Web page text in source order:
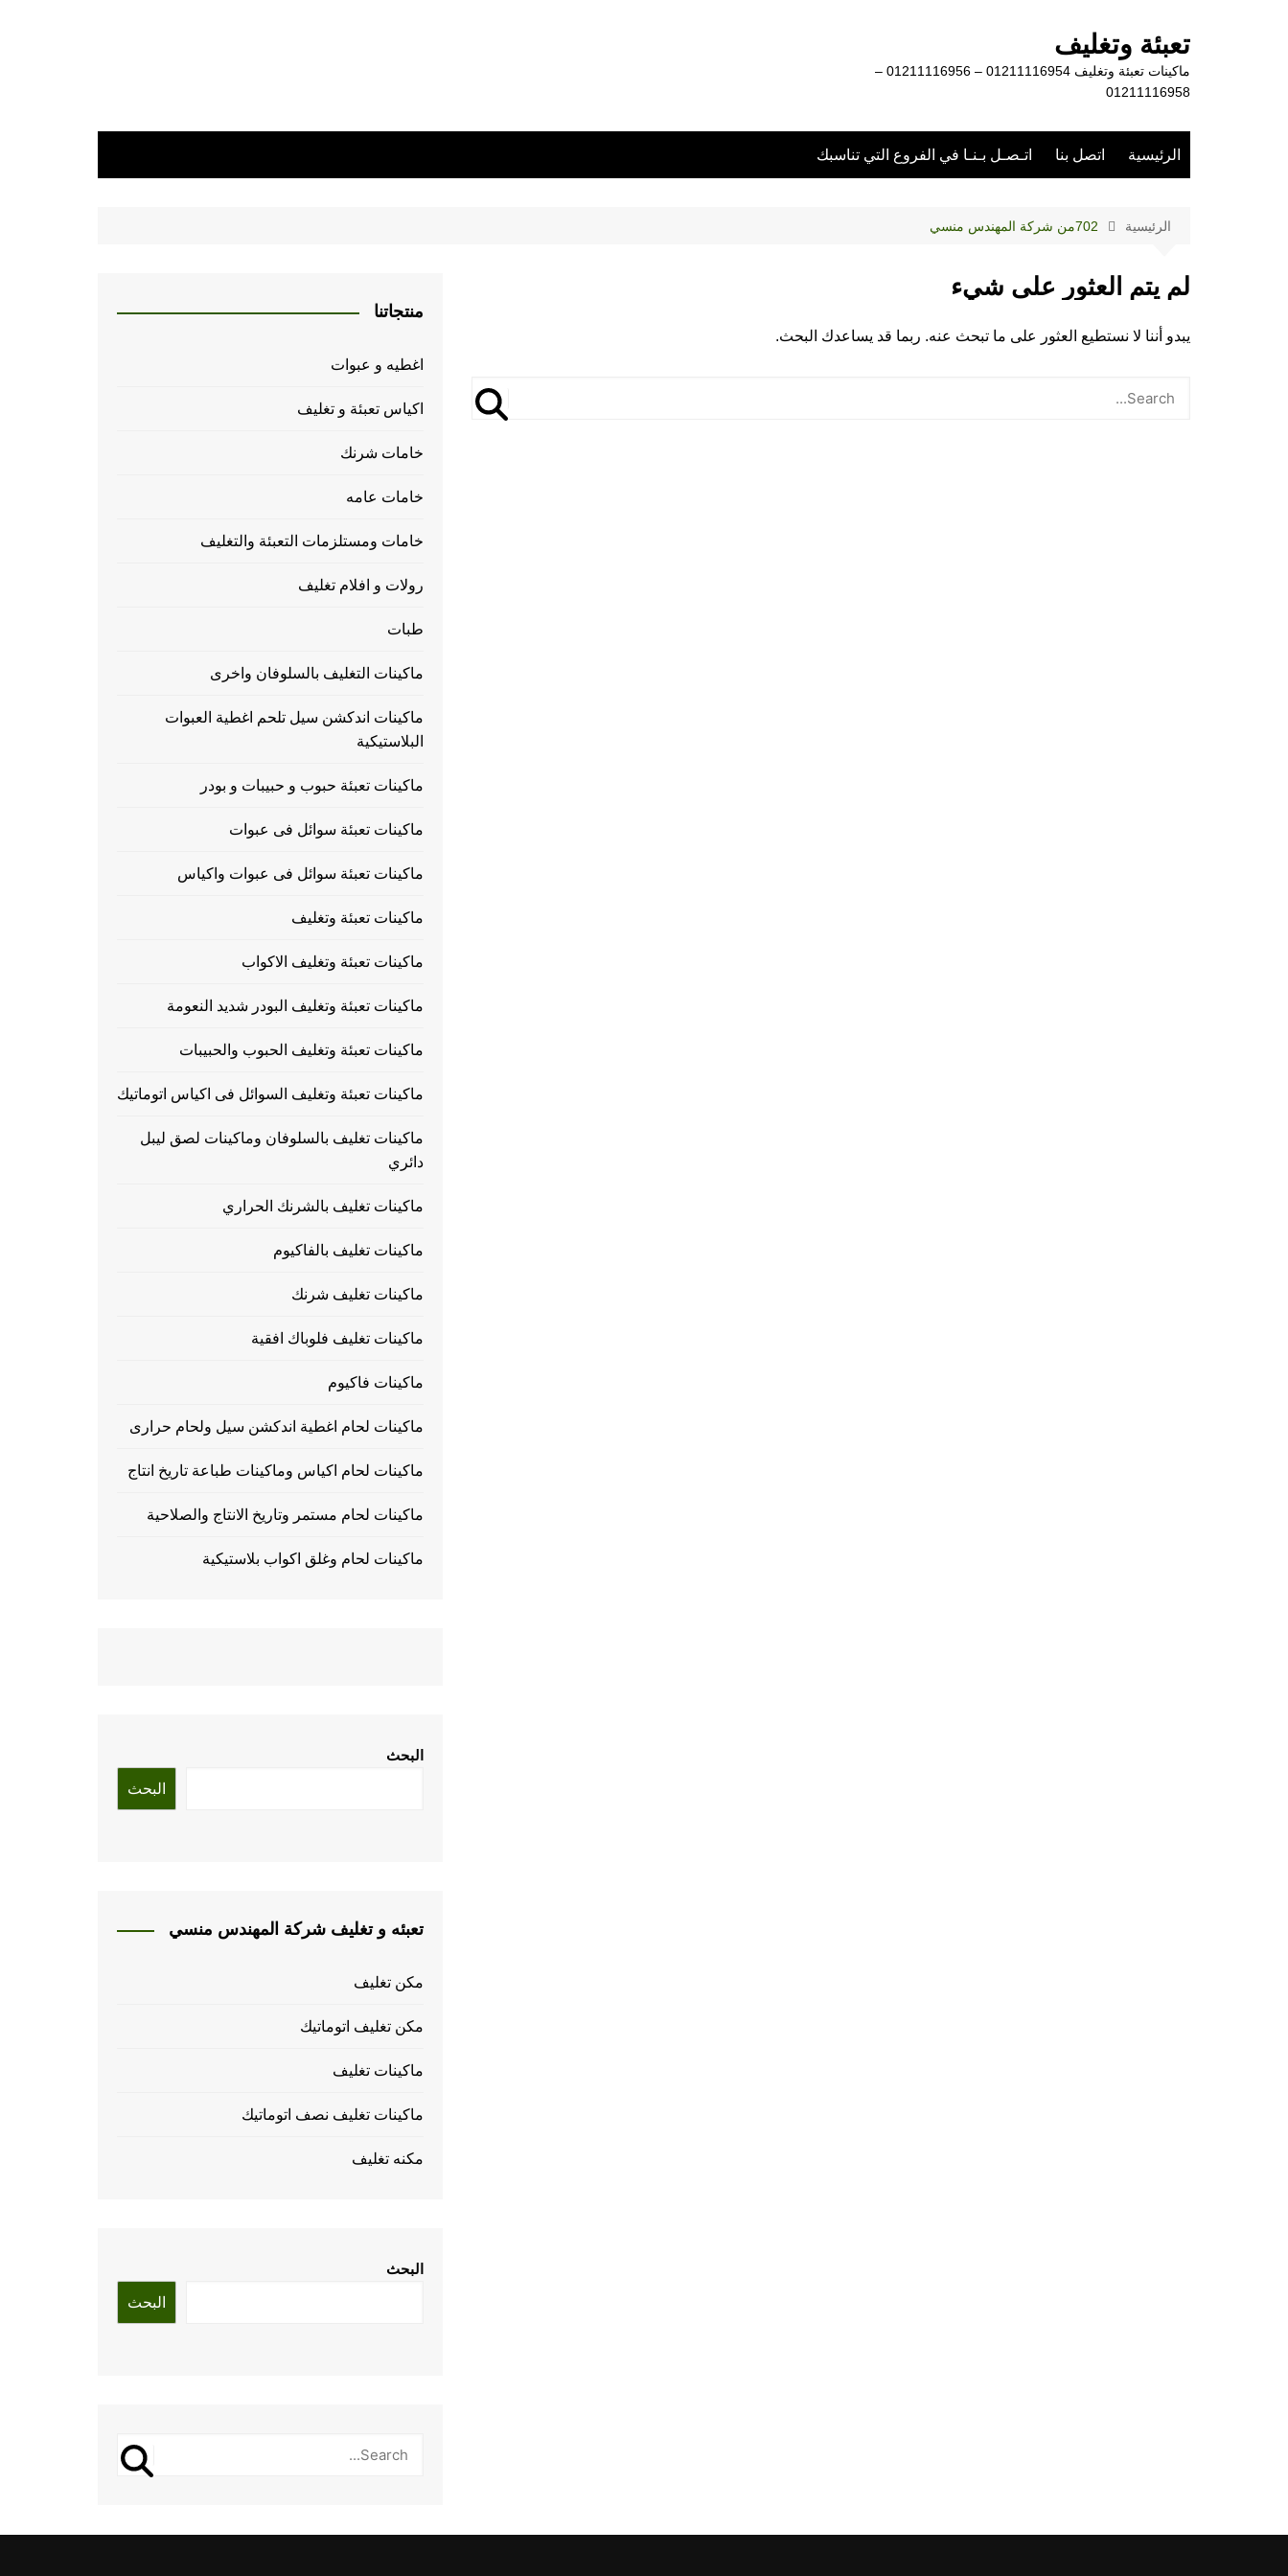
تعبئة وتغليف
ماكينات تعبئة وتغليف 01211116954 – 01211116956 –
01211116958
الرئيسية اتصل بنا اتـصـل بـنـا في الفروع التي تناسبك
الرئيسية 702من شركة المهندس منسي
لم يتم العثور على شيء
يبدو أننا لا نستطيع العثور على ما تبحث عنه. ربما قد يساعدك البحث.
منتجاتنا
اغطيه و عبوات
اكياس تعبئة و تغليف
خامات شرنك
خامات عامه
خامات ومستلزمات التعبئة والتغليف
رولات و افلام تغليف
طبات
ماكينات التغليف بالسلوفان واخرى
ماكينات اندكشن سيل تلحم اغطية العبوات
البلاستيكية
ماكينات تعبئة حبوب و حبيبات و بودر
ماكينات تعبئة سوائل فى عبوات
ماكينات تعبئة سوائل فى عبوات واكياس
ماكينات تعبئة وتغليف
ماكينات تعبئة وتغليف الاكواب
ماكينات تعبئة وتغليف البودر شديد النعومة
ماكينات تعبئة وتغليف الحبوب والحبيبات
ماكينات تعبئة وتغليف السوائل فى اكياس اتوماتيك
ماكينات تغليف بالسلوفان وماكينات لصق ليبل
دائري
ماكينات تغليف بالشرنك الحراري
ماكينات تغليف بالفاكيوم
ماكينات تغليف شرنك
ماكينات تغليف فلوباك افقية
ماكينات فاكيوم
ماكينات لحام اغطية اندكشن سيل ولحام حرارى
ماكينات لحام اكياس وماكينات طباعة تاريخ انتاج
ماكينات لحام مستمر وتاريخ الانتاج والصلاحية
ماكينات لحام وغلق اكواب بلاستيكية
البحث
البحث
تعبئه و تغليف شركة المهندس منسي
مكن تغليف
مكن تغليف اتوماتيك
ماكينات تغليف
ماكينات تغليف نصف اتوماتيك
مكنه تغليف
البحث
البحث